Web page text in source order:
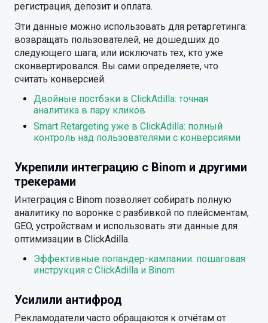
регистрация, депозит и оплата.
Эти данные можно использовать для ретаргетинга:
возвращать пользователей, не дошедших до
следующего шага, или исключать тех, кто уже
сконвертировался. Вы сами определяете, что
считать конверсией.
Двойные постбэки в ClickAdilla: точная
аналитика в пару кликов
Smart Retargeting уже в ClickAdilla: полный
контроль над пользователями с конверсиями
Укрепили интеграцию с Binom и другими
трекерами
Интеграция с Binom позволяет собирать полную
аналитику по воронке с разбивкой по плейсментам,
GEO, устройствам и использовать эти данные для
оптимизации в ClickAdilla.
Эффективные попандер-кампании: пошаговая
инструкция с ClickAdilla и Binom
Усилили антифрод
Рекламодатели часто обращаются к отчётам от